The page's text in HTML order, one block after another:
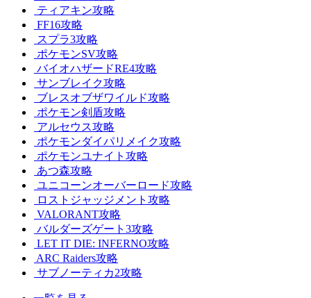
ティアキン攻略
FF16攻略
スプラ3攻略
ポケモンSV攻略
バイオハザードRE4攻略
サンブレイク攻略
ブレスオブザワイルド攻略
ポケモン剣盾攻略
アルセウス攻略
ポケモンダイパリメイク攻略
ポケモンユナイト攻略
あつ森攻略
ユニコーンオーバーロード攻略
ロストジャッジメント攻略
VALORANT攻略
バルダーズゲート3攻略
LET IT DIE: INFERNO攻略
ARC Raiders攻略
サブノーティカ2攻略